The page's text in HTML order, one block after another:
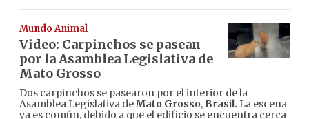
Mundo Animal
Video: Carpinchos se pasean
por la Asamblea Legislativa de
Mato Grosso
Dos carpinchos se pasearon por el interior de la
Asamblea Legislativa deMato Grosso, Brasil. La escena
ya es común, debido a que el edificio se encuentra cerca